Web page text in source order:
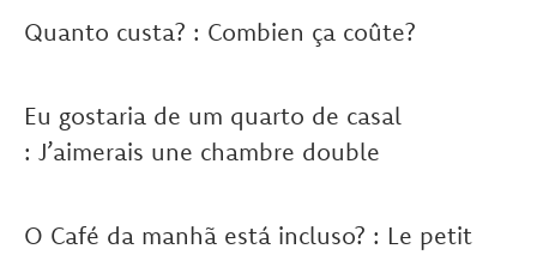
Quanto custa? : Combien ça coûte?
Eu gostaria de um quarto de casal
: J’aimerais une chambre double
O Café da manhã está incluso? : Le petit